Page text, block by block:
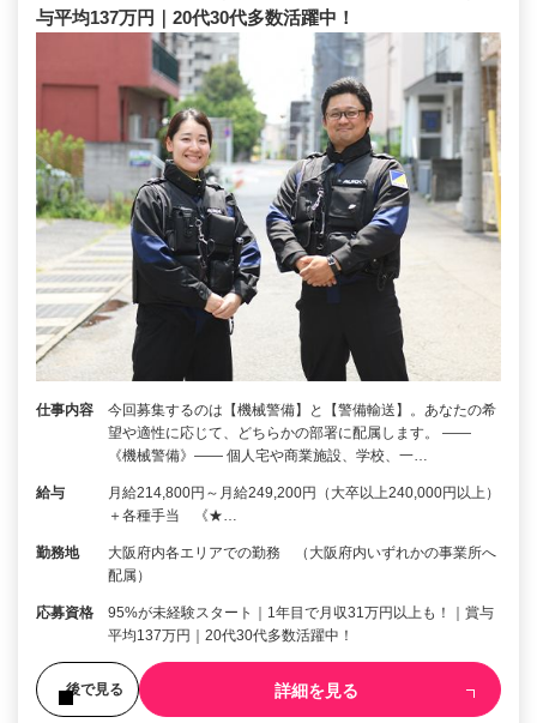
与平均137万円｜20代30代多数活躍中！
仕事内容
今回募集するのは【機械警備】と【警備輸送】。あなたの希
望や適性に応じて、どちらかの部署に配属します。 ――
《機械警備》―― 個人宅や商業施設、学校、一…
給与
月給214,800円～月給249,200円（大卒以上240,000円以上）
＋各種手当 《★…
勤務地
大阪府内各エリアでの勤務 （大阪府内いずれかの事業所へ
配属）
応募資格
95%が未経験スタート｜1年目で月収31万円以上も！｜賞与
平均137万円｜20代30代多数活躍中！
後で見る 詳細を見る